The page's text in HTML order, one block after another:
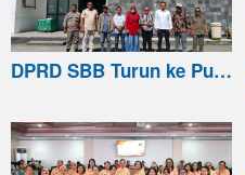
DPRD SBB Turun ke Pu…